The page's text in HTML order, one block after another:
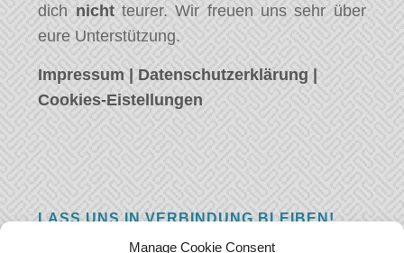
Manage Cookie Consent
dich nichtteurer. Wir freuen uns sehr über
eure Unterstützung.
Impressum Datenschutzerklärung
Cookies-Eistellungen
LASS UNS IN VERBINDUNG BLEIBEN!